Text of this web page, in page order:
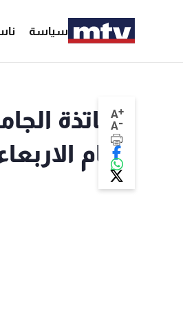
سياسة
A+
A-
أساتذة
العام